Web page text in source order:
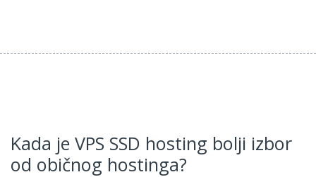
Kada je VPS SSD hosting bolji izbor
od običnog hostinga?